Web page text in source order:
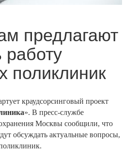
предлагают
работу
поликлиник
краудсорсинговый проект
». В пресс-службе
Москвы сообщили, что
обсуждать актуальные вопросы,